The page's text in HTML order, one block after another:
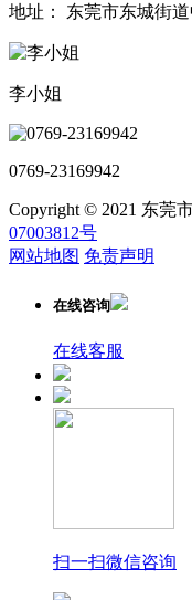
地址： 东莞市东城街
李小姐
0769-23169942
Copyright © 2021 东莞
07003812号
网站地图 免责声明
在线咨询
在线客服
扫一扫微信咨询